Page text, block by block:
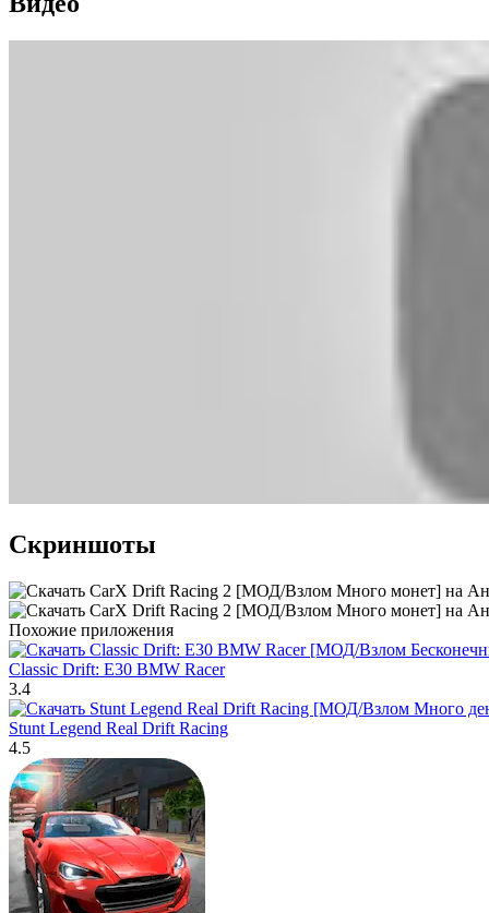
Скриншоты
Похожие приложения
Classic Drift: E30 BMW Racer
3.4
Stunt Legend Real Drift Racing
4.5